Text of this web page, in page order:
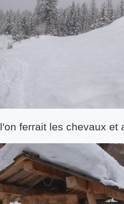
ferrait les chevaux et